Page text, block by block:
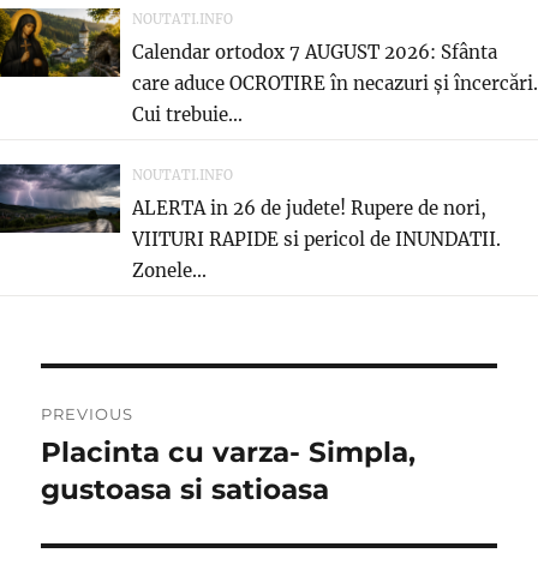
NOUTATI.INFO
Calendar ortodox 7 AUGUST 2026: Sfânta
care aduce OCROTIRE în necazuri și încercări.
Cui trebuie...
NOUTATI.INFO
ALERTA in 26 de judete! Rupere de nori,
VIITURI RAPIDE si pericol de INUNDATII.
Zonele...
navigation
PREVIOUS
Previous
post:
Placinta cu varza- Simpla,
gustoasa si satioasa